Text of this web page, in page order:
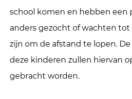
school komen en hebben een
anders gezocht of wachten
zijn om de afstand te lopen.
deze kinderen zullen hiervan
gebracht worden.